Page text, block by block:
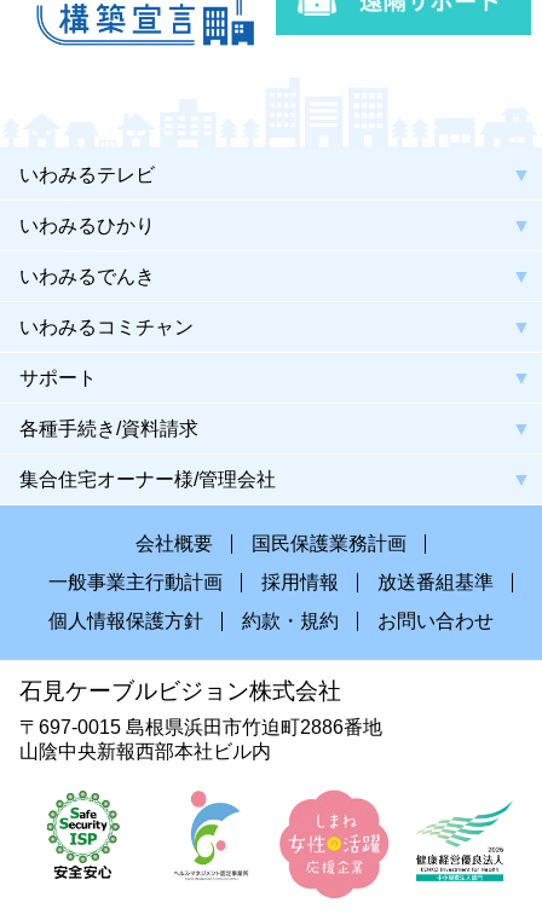
いわみるテレビ
いわみるひかり
いわみるでんき
いわみるコミチャン
サポート
各種手続き/資料請求
集合住宅オーナー様/管理会社
会社概要
国民保護業務計画
一般事業主行動計画
採用情報
放送番組基準
個人情報保護方針
約款・規約 お問い合わせ
石見ケーブルビジョン株式会社
〒697-0015 島根県浜田市竹迫町2886番地
山陰中央新報西部本社ビル内